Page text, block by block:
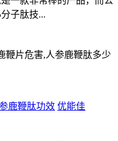
子肽技...
鞭片危害,人参鹿鞭肽多少
优能佳